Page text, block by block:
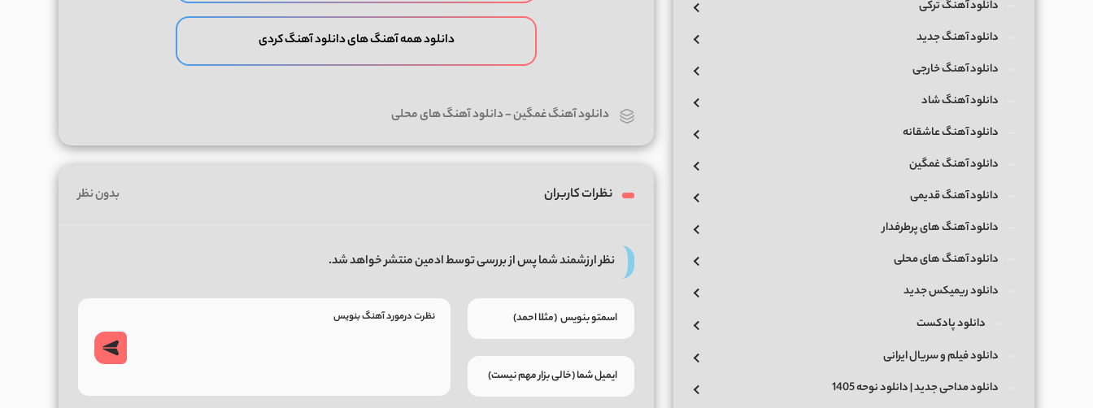
دانلود همه آهنگ های دانلود آهنگ کردی
دانلود آهنگ غمگین-دانلود آهنگ های محلی
نظرات کاربران بدون نظر
نظر ارزشمند شما پس از بررسی توسط ادمین منتشر خواهد شد.
دانلود آهنگ ترکی
دانلود آهنگ جدید
دانلود آهنگ خارجی
دانلود آهنگ شاد
دانلود آهنگ عاشقانه
دانلود آهنگ غمگین
دانلود آهنگ قدیمی
دانلود آهنگ های پرطرفدار
دانلود آهنگ های محلی
دانلود ریمیکس جدید
دانلود پادکست
دانلود فیلم و سریال ایرانی
دانلود مداحی جدید | دانلود نوحه 1405